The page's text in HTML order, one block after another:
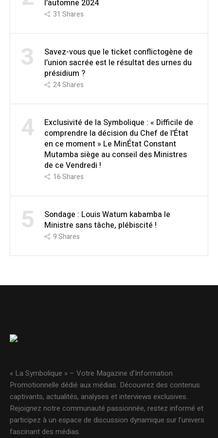
l’automne 2024
31 Shares
3
Savez-vous que le ticket conflictogène de
l’union sacrée est le résultat des urnes du
présidium ?
24Shares
4
Exclusivité de la Symbolique : « Difficile de
comprendre la décision du Chef de l’État
en ce moment » Le MinÉtat Constant
Mutamba siège au conseil des Ministres
de ce Vendredi !
16Shares
5
Sondage : Louis Watum kabamba le
Ministre sans tâche, plébiscité !
9Shares
« La Symbolique » – Votre Magazine d’Information
Promotionnelle dédié aux médias. Découvrez des contenus
captivants, actualités, analyses et interviews exclusives.
Rejoignez notre communauté passionnée, restez informé et
participez à un espace de discussion dynamique sur l’univers
fascinant des médias.